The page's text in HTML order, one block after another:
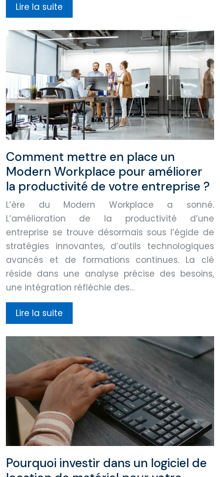
Lire la suite
Comment mettre en place un
Modern Workplace pour améliorer
la productivité de votre entreprise ?
L’ère du Modern Workplace a sonné.
L’amélioration de la productivité d’une
entreprise se trouve désormais sous l’égide de
stratégies innovantes, d’outils technologiques
avancés et de formations continues. La clé
réside dans une analyse précise des besoins,
une intégration réfléchie des…
Lire la suite
Pourquoi investir dans un logiciel de